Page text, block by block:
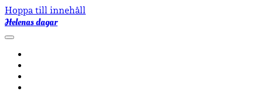
Hoppa till innehåll
Helenas dagar
öppna